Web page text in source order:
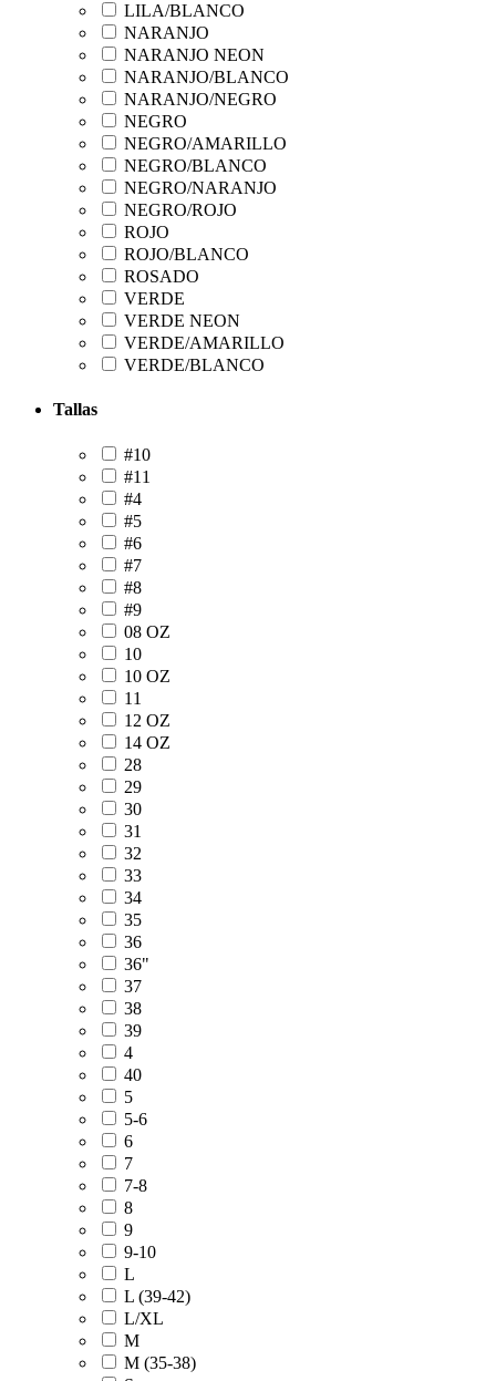
LILA/BLANCO
NARANJO
NARANJO NEON
NARANJO/BLANCO
NARANJO/NEGRO
NEGRO
NEGRO/AMARILLO
NEGRO/BLANCO
NEGRO/NARANJO
NEGRO/ROJO
ROJO
ROJO/BLANCO
ROSADO
VERDE
VERDE NEON
VERDE/AMARILLO
VERDE/BLANCO
Tallas
#10
#11
#4
#5
#6
#7
#8
#9
08 OZ
10
10 OZ
11
12 OZ
14 OZ
28
29
30
31
32
33
34
35
36
36"
37
38
39
4
40
5
5-6
6
7
7-8
8
9
9-10
L
L (39-42)
L/XL
M
M (35-38)